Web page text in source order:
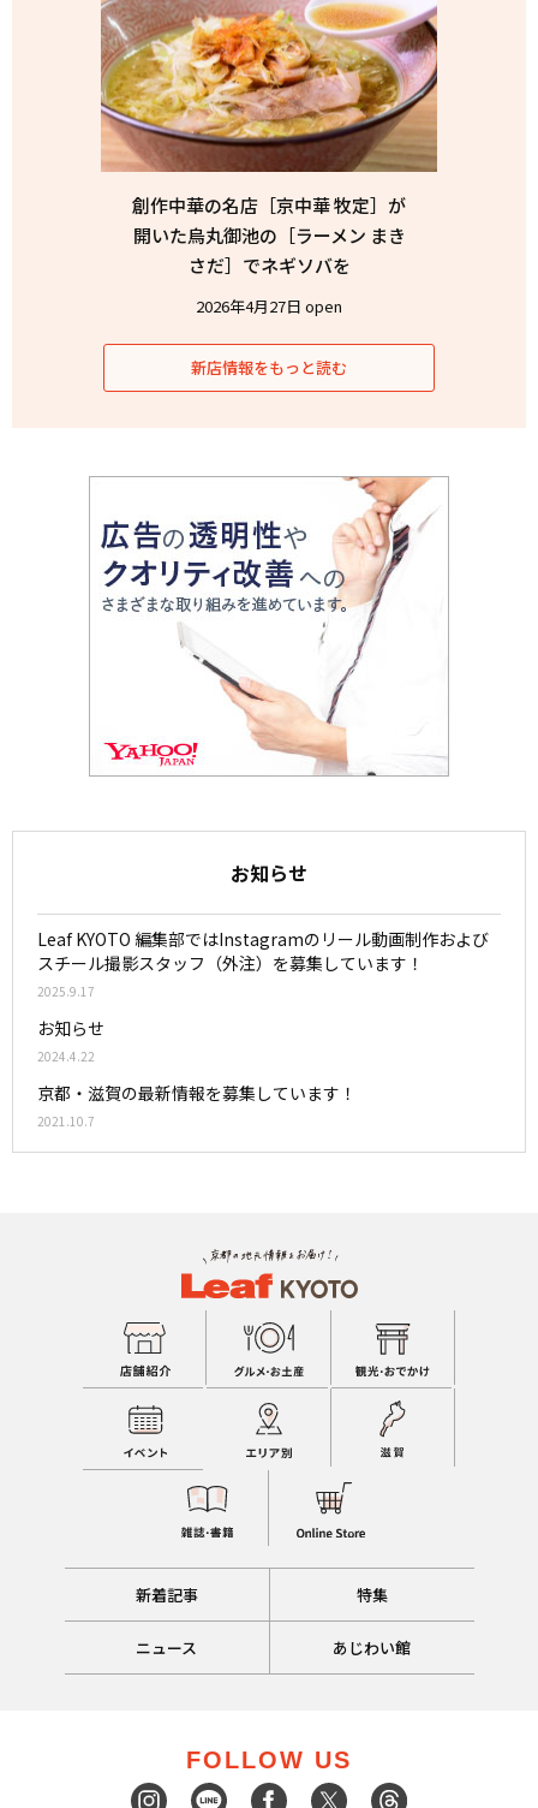
創作中華の名店［京中華 牧定］が
開いた烏丸御池の［ラーメン まき
さだ］でネギソバを
2026年4月27日 open
新店情報をもっと読む
お知らせ
Leaf KYOTO 編集部ではInstagramのリール動画制作および
スチール撮影スタッフ（外注）を募集しています！
2025.9.17
お知らせ
2024.4.22
京都・滋賀の最新情報を募集しています！
2021.10.7
新着記事 特集
ニュース あじわい館
FOLLOW US